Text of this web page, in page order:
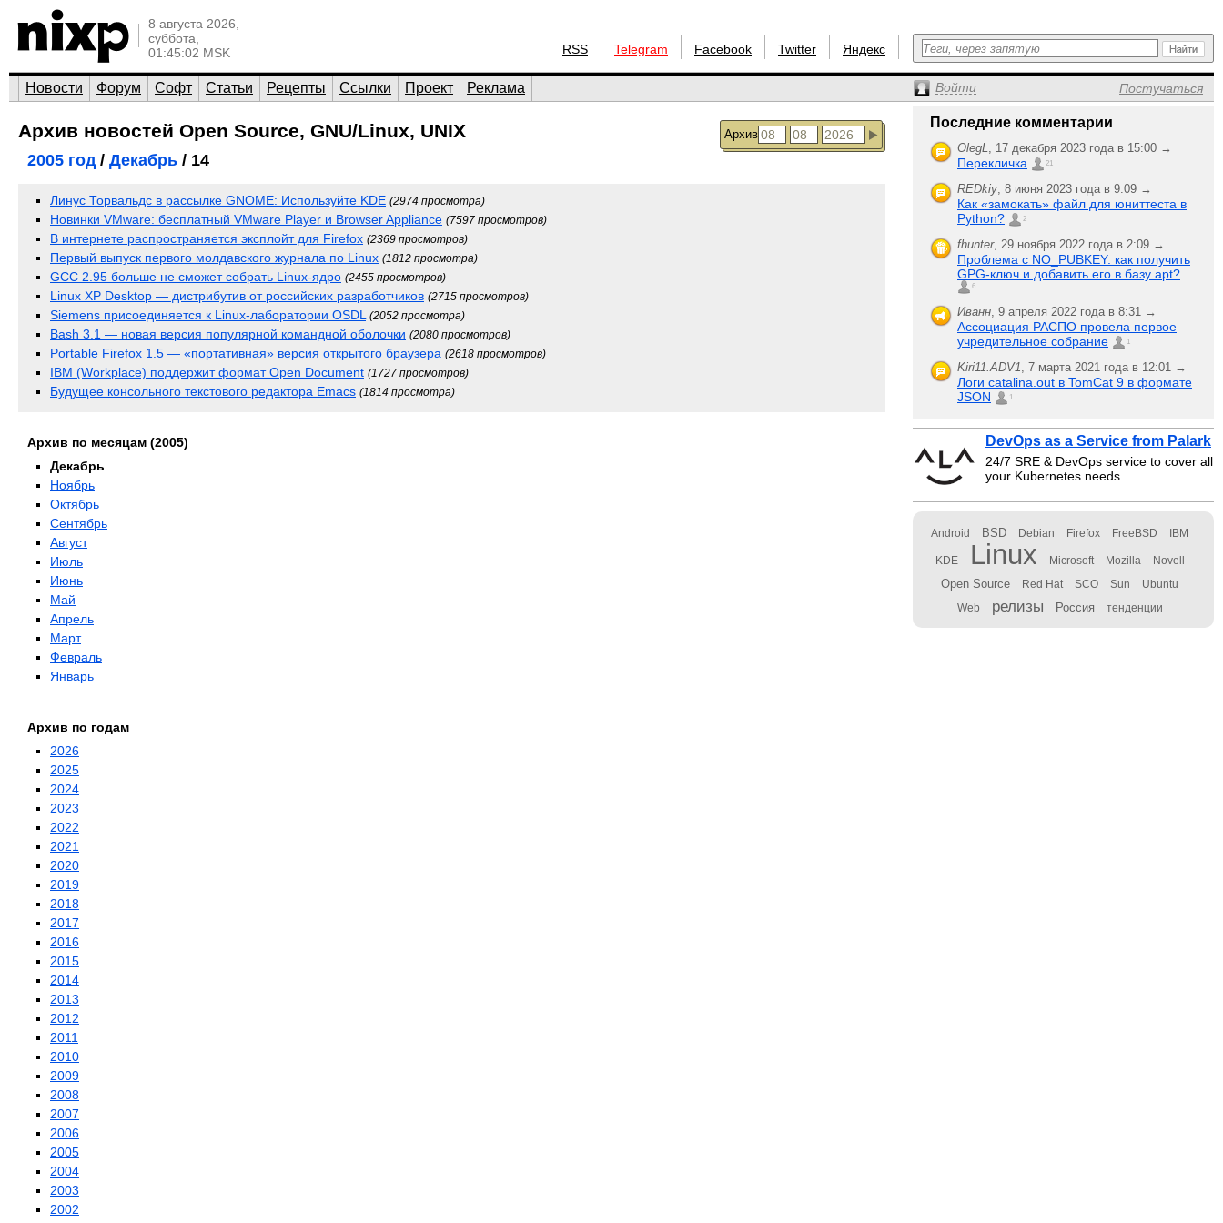
8 августа 2026,
суббота,
01:45:02 MSK
RSS Telegram Facebook Twitter Яндекс
Новости Форум Софт Статьи Рецепты Ссылки Проект Реклама Войти Постучаться
Архив
Архив новостей Open Source, GNU/Linux, UNIX
2005 год/ Декабрь / 14
Линус Торвальдс в рассылке GNOME: Используйте KDE (2974 просмотра)
Новинки VMware: бесплатный VMware Player и Browser Appliance (7597 просмотров)
В интернете распространяется эксплойт для Firefox (2369 просмотров)
Первый выпуск первого молдавского журнала по Linux (1812 просмотра)
GCC 2.95 больше не сможет собрать Linux-ядро (2455 просмотров)
Linux XP Desktop — дистрибутив от российских разработчиков (2715 просмотров)
Siemens присоединяется к Linux-лаборатории OSDL (2052 просмотра)
Bash 3.1 — новая версия популярной командной оболочки (2080 просмотров)
Portable Firefox 1.5 — «портативная» версия открытого браузера (2618 просмотров)
IBM (Workplace) поддержит формат Open Document (1727 просмотров)
Будущее консольного текстового редактора Emacs (1814 просмотра)
Архив по месяцам (2005)
Декабрь
Ноябрь
Октябрь
Сентябрь
Август
Июль
Июнь
Май
Апрель
Март
Февраль
Январь
Архив по годам
2026
2025
2024
2023
2022
2021
2020
2019
2018
2017
2016
2015
2014
2013
2012
2011
2010
2009
2008
2007
2006
2005
2004
2003
2002
Последние комментарии
OlegL, 17 декабря 2023 года в 15:00 →
Перекличка 21
REDkiy, 8 июня 2023 года в 9:09 →
Как «замокать» файл для юниттеста в
Python?
2
fhunter, 29 ноября 2022 года в 2:09 →
Проблема с NO_PUBKEY: как получить
GPG-ключ и добавить его в базу apt?
6
Иванн, 9 апреля 2022 года в 8:31 →
Ассоциация РАСПО провела первое
учредительное собрание
1
Kiri11.ADV1, 7 марта 2021 года в 12:01 →
Логи catalina.out в TomCat 9 в формате
JSON
1
DevOps as a Service from Palark
24/7 SRE & DevOps service to cover all
your Kubernetes needs.
Android BSD Debian Firefox FreeBSD IBM
KDE Linux Microsoft Mozilla Novell
Open Source Red Hat SCO Sun Ubuntu
Web релизы Россия тенденции